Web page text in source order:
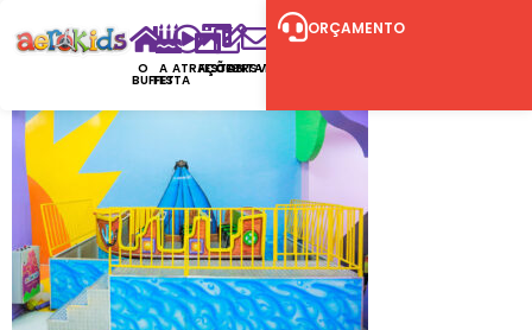
O
BUFFET
A
FESTA
ATRAÇÕES
FESTAS
CONTATO
RSVP
ORÇAMENTO